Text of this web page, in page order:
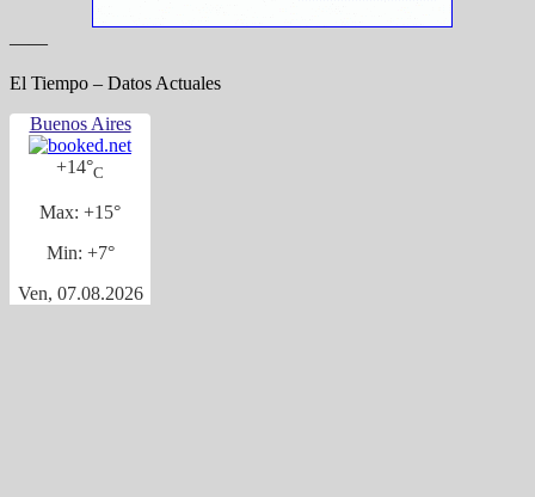
——
El Tiempo – Datos Actuales
Buenos Aires
+14°C
Max: +15°
Min: +7°
Ven, 07.08.2026